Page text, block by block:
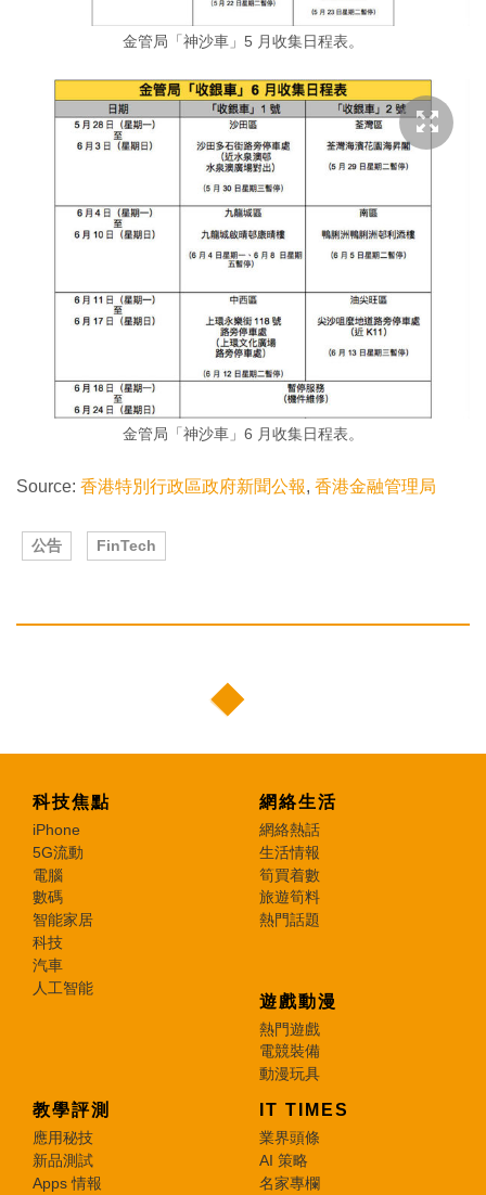
金管局「神沙車」5 月收集日程表。
金管局「神沙車」6 月收集日程表。
Source: 香港特別行政區政府新聞公報, 香港金融管理局
公告 FinTech
科技焦點
iPhone
5G流動
電腦
數碼
智能家居
科技
汽車
人工智能
網絡生活
網絡熱話
生活情報
筍買着數
旅遊筍料
熱門話題
遊戲動漫
熱門遊戲
電競裝備
動漫玩具
教學評測
應用秘技
新品測試
Apps 情報
IT TIMES
業界頭條
AI 策略
名家專欄